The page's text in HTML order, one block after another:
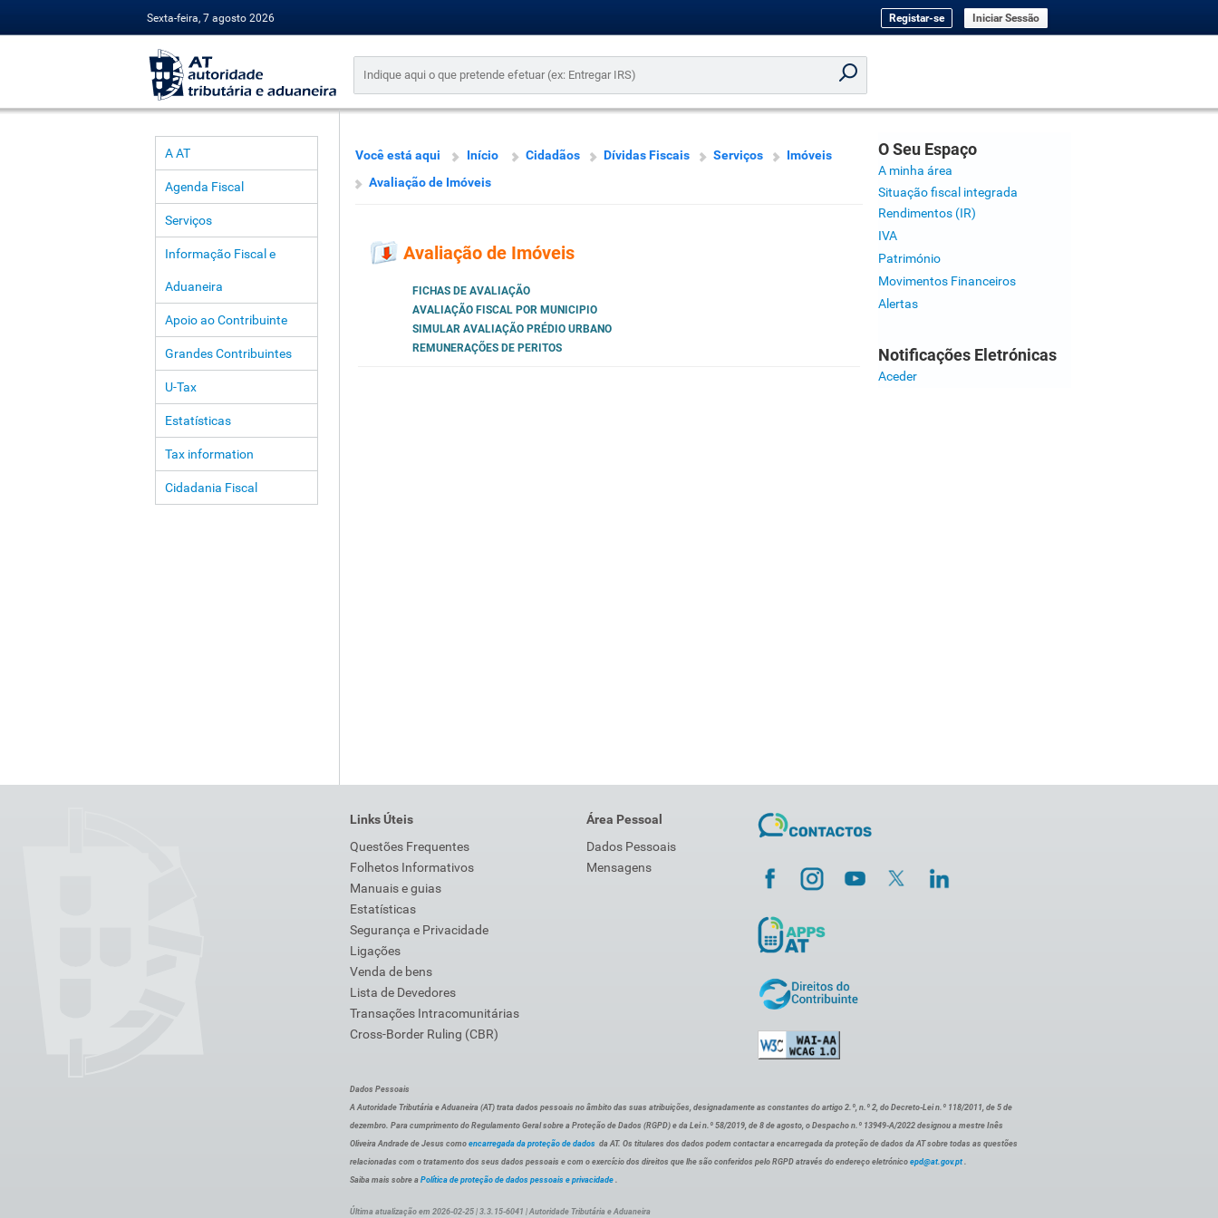
Sexta-feira, 7 agosto 2026 Registar-se Iniciar Sessão
A AT
Agenda Fiscal
Serviços
Informação Fiscal e
Aduaneira
Apoio ao Contribuinte
Grandes Contribuintes
U-Tax
Estatísticas
Tax information
Cidadania Fiscal
Você está aqui Início Cidadãos Dívidas Fiscais Serviços
Imóveis
Avaliação de Imóveis
Avaliação de Imóveis
FICHAS DE AVALIAÇÃO
AVALIAÇÃO FISCAL POR MUNICIPIO
SIMULAR AVALIAÇÃO PRÉDIO URBANO
REMUNERAÇÕES DE PERITOS
O Seu Espaço
A minha área
Situação fiscal integrada
Rendimentos (IR)
IVA
Património
Movimentos Financeiros
Alertas
Notificações Eletrónicas
Aceder
Links Úteis
Questões Frequentes
Folhetos Informativos
Manuais e guias
Estatísticas
Segurança e Privacidade
Ligações
Venda de bens
Lista de Devedores
Transações Intracomunitárias
Cross-Border Ruling (CBR)
Área Pessoal
Dados Pessoais
Mensagens
Dados Pessoais
A Autoridade Tributária e Aduaneira (AT) trata dados pessoais no âmbito das suas atribuições, designadamente as constantes do artigo 2.º, n.º 2, do Decreto-Lei n.º 118/2011, de 5 de
dezembro. Para cumprimento do Regulamento Geral sobre a Proteção de Dados (RGPD) e da Lei n.º 58/2019, de 8 de agosto, o Despacho n.º 13949-A/2022 designou a mestre Inês
Oliveira Andrade de Jesus como encarregada da proteção de dados da AT. Os titulares dos dados podem contactar a encarregada da proteção de dados da AT sobre todas as questões
relacionadas com o tratamento dos seus dados pessoais e com o exercício dos direitos que lhe são conferidos pelo RGPD através do endereço eletrónico epd@at.gov.pt .
Saiba mais sobre a Política de proteção de dados pessoais e privacidade .
Última atualização em 2026-02-25 | 3.3.15-6041 | Autoridade Tributária e Aduaneira